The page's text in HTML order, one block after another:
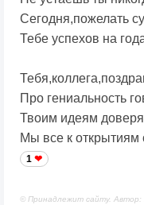
Сегодня,пожелать
Тебе успехов на
Про гениальность
Твоим идеям
Мы все к
1
© Принадлежит сайту. Автор: